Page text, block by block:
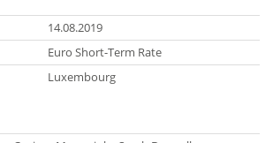
14.08.2019
Euro Short-Term Rate
Luxembourg